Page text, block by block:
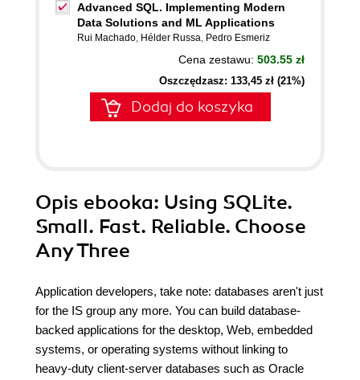
Advanced SQL. Implementing Modern
Data Solutions and ML Applications
Rui Machado, Hélder Russa, Pedro Esmeriz
Cena zestawu: 503.55 zł
Oszczędzasz: 133,45 zł (21%)
Dodaj do koszyka
Opis ebooka: Using SQLite.
Small. Fast. Reliable. Choose
Any Three
Application developers, take note: databases aren't just
for the IS group any more. You can build database-
backed applications for the desktop, Web, embedded
systems, or operating systems without linking to
heavy-duty client-server databases such as Oracle